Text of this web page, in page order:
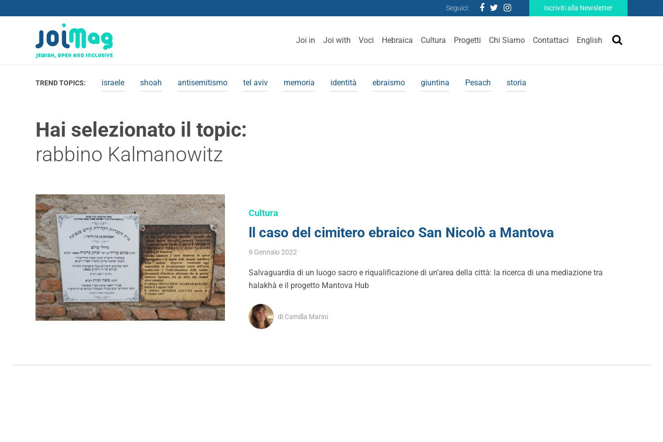
Seguici: Iscriviti alla Newsletter
Joi in Joi with Voci Hebraica Cultura Progetti Chi Siamo Contattaci English
TREND TOPICS: israele shoah antisemitismo tel aviv memoria identità ebraismo giuntina Pesach storia
Hai selezionato il topic:
rabbino Kalmanowitz
Cultura
ll caso del cimitero ebraico San Nicolò a Mantova
9 Gennaio 2022
Salvaguardia di un luogo sacro e riqualificazione di un’area della città: la ricerca di una mediazione tra
halakhà e il progetto Mantova Hub
di Camilla Marini